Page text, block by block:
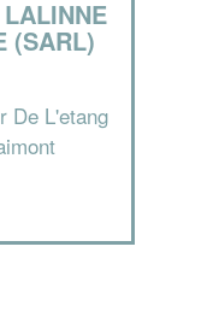
(SARL)
De L'etang